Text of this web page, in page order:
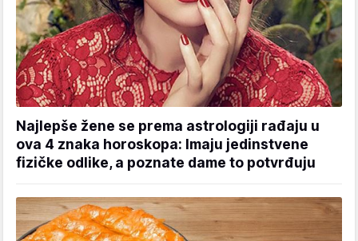
Najlepše žene se prema astrologiji rađaju u
ova 4 znaka horoskopa: Imaju jedinstvene
fizičke odlike, a poznate dame to potvrđuju